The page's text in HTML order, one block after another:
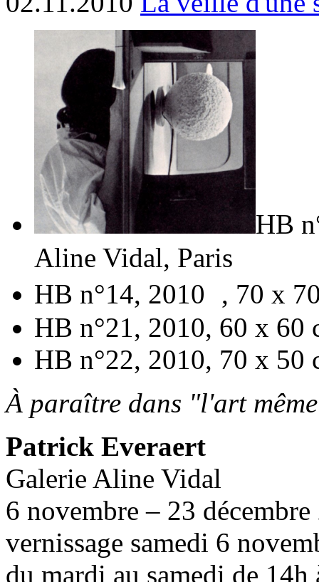
HB
Aline Vidal, Paris
HB n°14, 2010 , 70 x
HB n°21, 2010, 60 x 60
HB n°22, 2010, 70 x 50
À paraître dans "l'art
Patrick Everaert
Galerie Aline Vidal
6 novembre – 23 décembre
vernissage samedi 6
du mardi au samedi de 14h